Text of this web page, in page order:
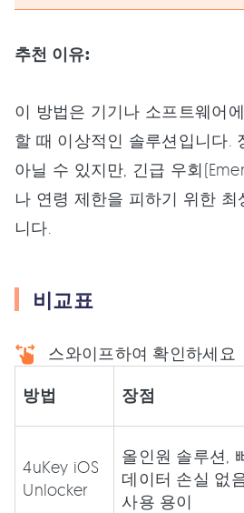
추천 이유:
이 방법은 기기나 소프트웨어
할 때 이상적인 솔루션입니다.
아닐 수 있지만, 긴급 우회
나 연령 제한을 피하기 위한 최
니다.
비교표
스와이프하여 확인하세요
방법 장점
4uKey iOS
Unlocker
올인원 솔루션,
데이터 손실 없
사용 용이